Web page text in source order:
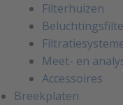
Filterhuizen
Meet- en
Accessoires
Breekplaten